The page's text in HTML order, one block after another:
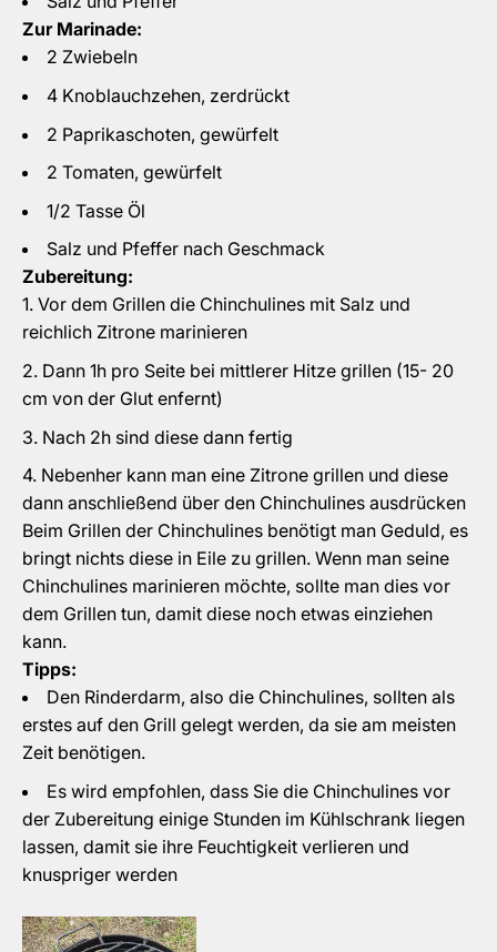
Zur Marinade:
2 Zwiebeln
4 Knoblauchzehen, zerdrückt
2 Paprikaschoten, gewürfelt
2 Tomaten, gewürfelt
1/2 Tasse Öl
Salz und Pfeffer nach Geschmack
Zubereitung:
Vor dem Grillen die Chinchulines mit Salz und
reichlich Zitrone marinieren
Dann 1h pro Seite bei mittlerer Hitze grillen (15- 20
cm von der Glut enfernt)
Nach 2h sind diese dann fertig
Nebenher kann man eine Zitrone grillen und diese
dann anschließend über den Chinchulines ausdrücken
Beim Grillen der Chinchulines benötigt man Geduld, es
bringt nichts diese in Eile zu grillen. Wenn man seine
Chinchulines marinieren möchte, sollte man dies vor
dem Grillen tun, damit diese noch etwas einziehen
kann.
Tipps:
Den Rinderdarm, also die Chinchulines, sollten als
erstes auf den Grill gelegt werden, da sie am meisten
Zeit benötigen.
Es wird empfohlen, dass Sie die Chinchulines vor
der Zubereitung einige Stunden im Kühlschrank liegen
lassen, damit sie ihre Feuchtigkeit verlieren und
knuspriger werden